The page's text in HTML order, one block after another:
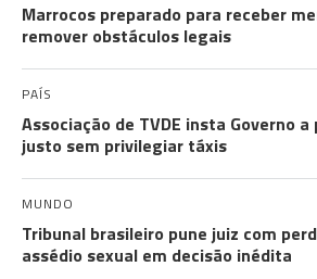
Marrocos preparado para receber
remover obstáculos legais
PAÍS
Associação de TVDE insta Governo
justo sem privilegiar táxis
MUNDO
Tribunal brasileiro pune juiz com
assédio sexual em decisão inédita